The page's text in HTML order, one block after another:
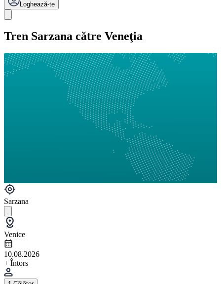
Loghează-te
Tren Sarzana către Veneţia
Sarzana
Venice
10.08.2026
+ Întors